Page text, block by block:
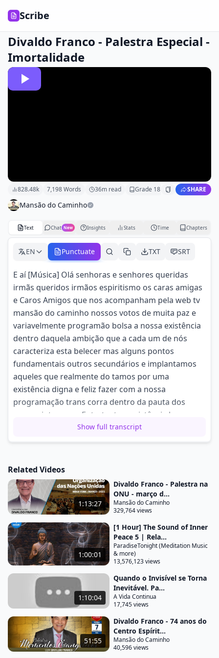
Scribe
Divaldo Franco - Palestra Especial -
Imortalidade
828.48k 7,198Words 36m read Grade 18 SHARE
Mansão do Caminho
Text Chat New Insights Stats Time Chapters
EN Punctuate TXT SRT
E aí [Música] Olá senhoras e senhores queridas
irmãs queridos irmãos espiritismo os caras amigas
e Caros Amigos que nos acompanham pela web tv
mansão do caminho nossos votos de muita paz e
variavelmente programão bolsa a nossa existência
dentro daquela ambição que a cada um de nós
caracteriza esta belecer mas alguns pontos
fundamentais outros secundários e implantamos
aqueles que realmente do tamos por uma
existência digna e feliz fazer com a nossa
programação trans corra dentro da pauta dos
nossos interesses Entretanto a existência humana e
caracterizada exatamente pela surpresa nós
esperamos algo na sucede que muda
a nossa programação alguns dizem que são
desvios o destino nós sabemos que são provas e
expiações que resultam das nossas existências
anteriores como memória das nossas lembranças
pretende todas apagadas transitamos o corpo
físico quase que sem um roteiro segundo daquilo
que realmente é necessário realizar para um louro
da plenitude desenhamos alguns incidentes muitas
vezes acontecem outros acidentes dentro do que
preferimos ser melhor para o nosso futuro
espiritual nessa minha longa existência tive a
oportunidade de contactar com mais de um milhão
de é uma alma 74 anos de doutrinas expostas em
fez faca Raízes do mundo
países diversos sua cultura suas tradições sem o
Show full transcript
Related Videos
1:13:27
Divaldo Franco - Palestra na
ONU - março d...
Mansão do Caminho
329,764 views
1:00:01
[1 Hour] The Sound of Inner
Peace 5 | Rela...
ParadiseTonight (Meditation Music
& more)
13,576,123 views
1:10:04
Quando o Invisível se Torna
Inevitável. Pa...
A Vida Continua
17,745 views
51:55
Divaldo Franco - 74 anos do
Centro Espírit...
Mansão do Caminho
40,596 views